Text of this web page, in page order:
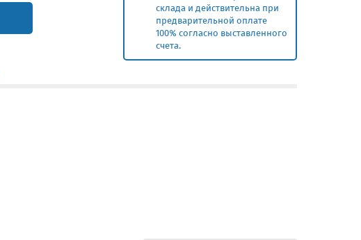
склада и действительна при
предварительной оплате
100% согласно выставленного
счета.